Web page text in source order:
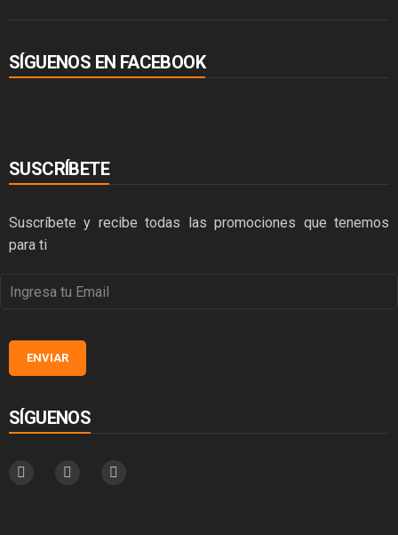
SÍGUENOS EN FACEBOOK
SUSCRÍBETE
Suscríbete y recibe todas las promociones que tenemos
para ti
SÍGUENOS